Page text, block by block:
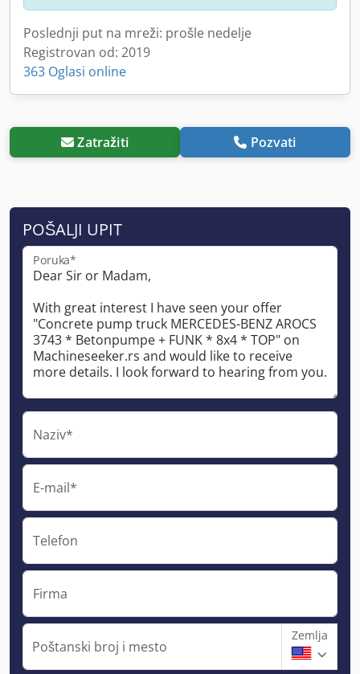
Poslednji put na mreži: prošle nedelje
Registrovan od: 2019
363 Oglasi online
Zatražiti Pozvati
POŠALJI UPIT
Poruka*
Naziv*
E-mail*
Telefon
Firma
Poštanski broj i mesto
Zemlja